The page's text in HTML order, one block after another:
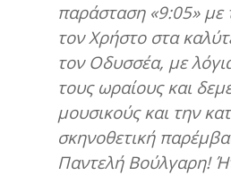
παράσταση «9:05» με
τον Χρήστο στα
τον Οδυσσέα, με
τους ωραίους και
μουσικούς και την
σκηνοθετική
Παντελή Βούλγαρη!